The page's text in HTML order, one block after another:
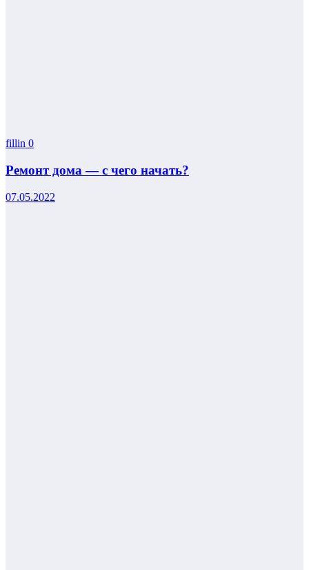
fillin 0
Ремонт дома — с чего начать?
07.05.2022